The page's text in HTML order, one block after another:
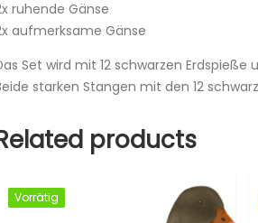
ruhende Gänse
aufmerksame Gänse
Set wird mit 12 schwarzen
starken Stangen mit den 12
products
Vorrätig
Vorrätig